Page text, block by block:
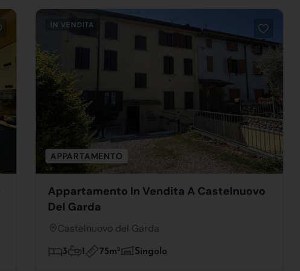
IN VENDITA
APPARTAMENTO
Appartamento In Vendita A Castelnuovo
Del Garda
Castelnuovo del Garda
3 1 75m2 Singolo